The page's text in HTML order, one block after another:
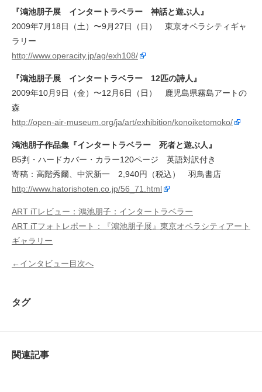
『鴻池朋子展 インタートラベラー 神話と遊ぶ人』
2009年7月18日（土）〜9月27日（日） 東京オペラシティギャ
ラリー
http://www.operacity.jp/ag/exh108/
『鴻池朋子展 インタートラベラー 12匹の詩人』
2009年10月9日（金）〜12月6日（日） 鹿児島県霧島アートの
森
http://open-air-museum.org/ja/art/exhibition/konoiketomoko/
鴻池朋子作品集『インタートラベラー 死者と遊ぶ人』
B5判・ハードカバー・カラー120ページ 英語対訳付き
寄稿：高階秀爾、中沢新一 2,940円（税込） 羽鳥書店
http://www.hatorishoten.co.jp/56_71.html
ART iTレビュー：鴻池朋子：インタートラベラー
ART iTフォトレポート：『鴻池朋子展』東京オペラシティアート
ギャラリー
←インタビュー目次へ
タグ
関連記事